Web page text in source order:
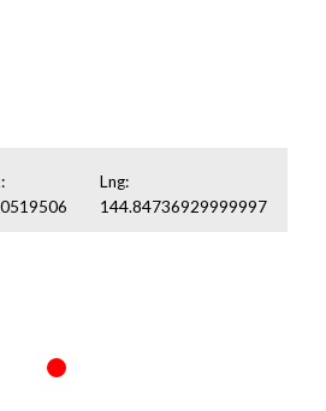
Lng:
144.84736929999997